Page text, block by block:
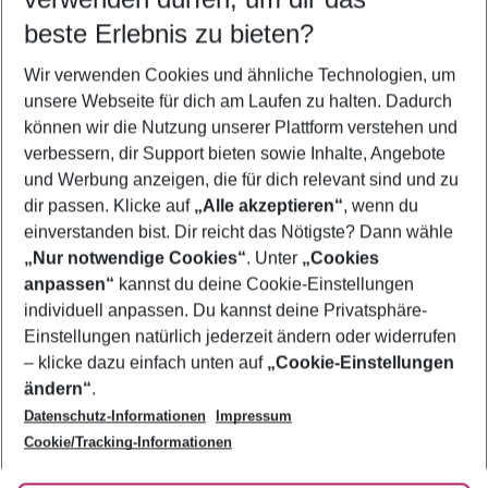
5-8 Nächte
2 Erwachsene Keine Kinder
Mehr Filter anzeigen
Footer
Footer navigation
Über uns
AGB
Bestpreisgarantie
Cookie-Einstellungen ändern
Cookie-Richtlinie
Agenturbetreuung
Barrierefreies Reisen
Folge uns
beste Erlebnis zu bieten?
Wir verwenden Cookies und ähnliche Technologien, um
unsere Webseite für dich am Laufen zu halten. Dadurch
können wir die Nutzung unserer Plattform verstehen und
verbessern, dir Support bieten sowie Inhalte, Angebote
und Werbung anzeigen, die für dich relevant sind und zu
dir passen. Klicke auf „Alle akzeptieren“, wenn du
einverstanden bist. Dir reicht das Nötigste? Dann wähle
„Nur notwendige Cookies“. Unter „Cookies
anpassen“ kannst du deine Cookie-Einstellungen
individuell anpassen. Du kannst deine Privatsphäre-
Einstellungen natürlich jederzeit ändern oder widerrufen
– klicke dazu einfach unten auf „Cookie-Einstellungen
ändern“.
Datenschutz-Informationen
Impressum
Cookie/Tracking-Informationen